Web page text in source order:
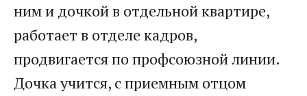
ним и дочкой в отдельной квартире,
работает в отделе кадров,
продвигается по профсоюзной линии.
Дочка учится, с приемным отцом